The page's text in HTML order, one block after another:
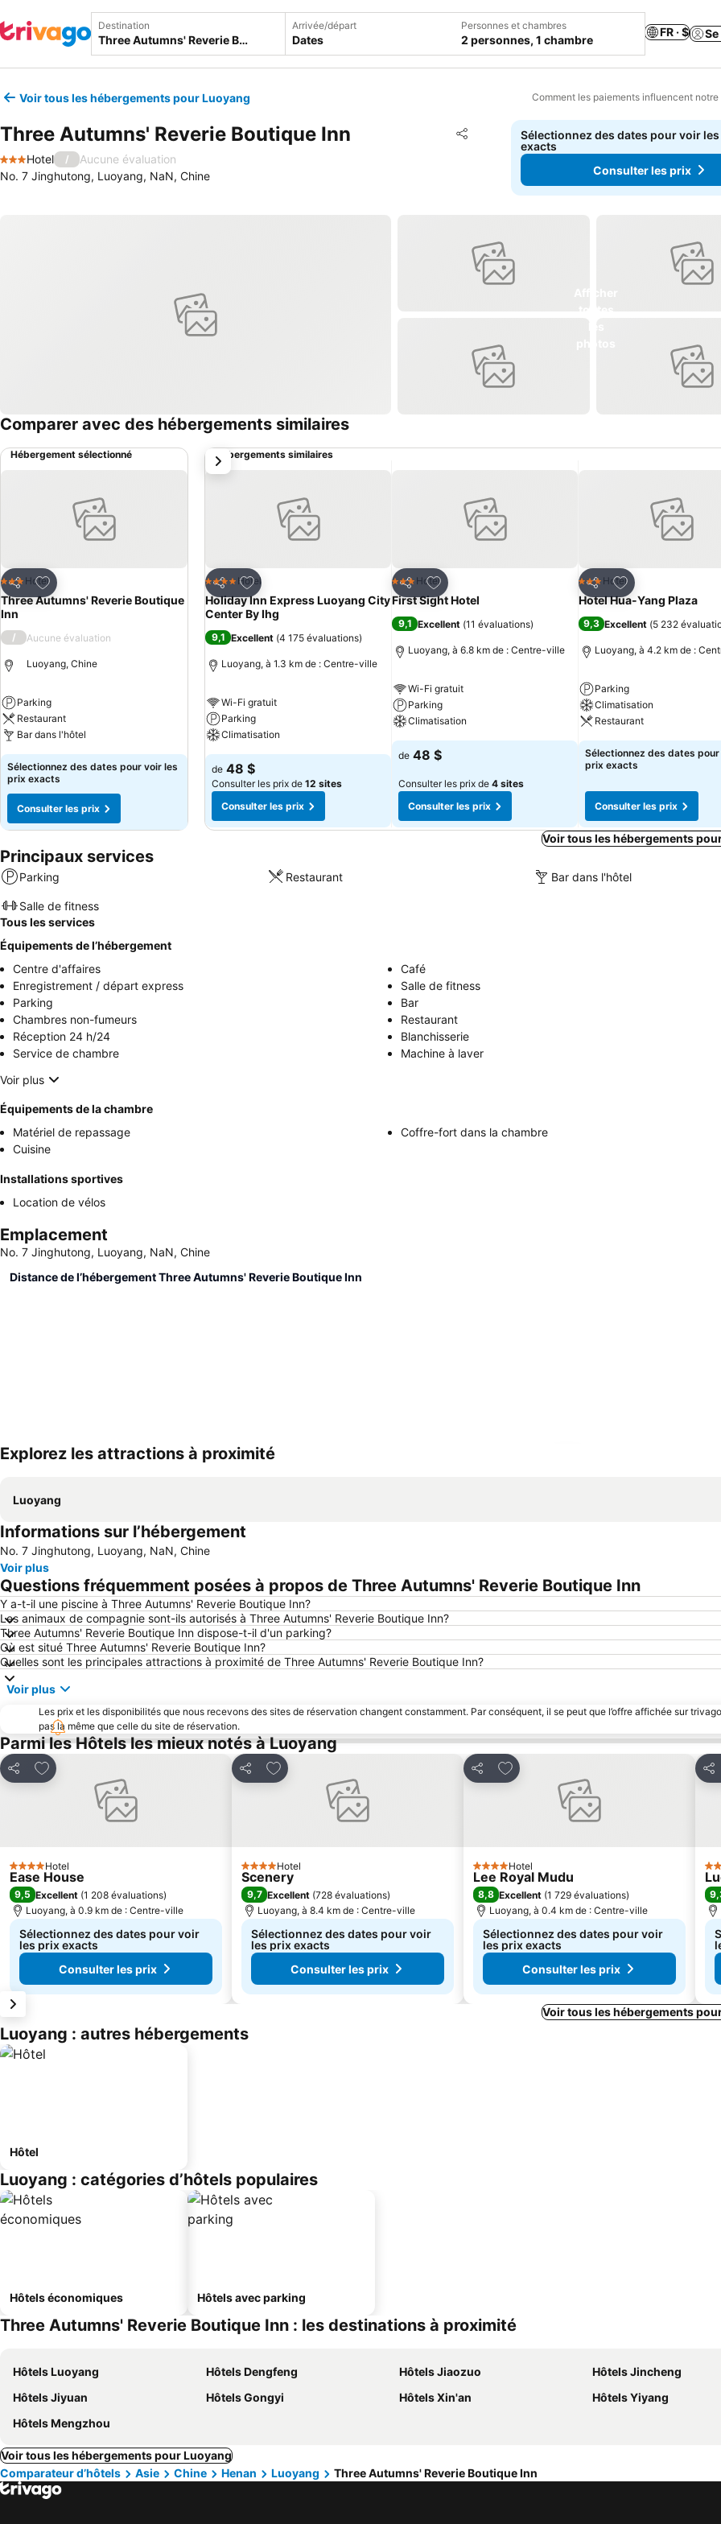
Destination Arrivée/départ
Dates
Personnes et chambres
2 personnes, 1 chambre
FR · $
Voir tous les hébergements pour Luoyang Comment les paiements influencent
Three Autumns' Reverie Boutique Inn Partager
Ajouter à mes favoris
3 Étoiles
Hotel /
Aucune évaluation
No. 7 Jinghutong, Luoyang, NaN, Chine
Sélectionnez des dates pour voir
exacts
Consulter les prix
Comparer avec des hébergements similaires
Hébergement sélectionné
Partager
Ajouter à mes favoris
3 ÉtoilesHotel
Three Autumns' Reverie Boutique
Inn
/ Aucune évaluation
Luoyang, Chine
Parking
Restaurant
Bar dans l'hôtel
Sélectionnez des dates pour voir les
prix exacts
Consulter les prix
Hébergements similaires
Partager
Ajouter à mes favoris
4 ÉtoilesHotel
Holiday Inn Express Luoyang City
Center By Ihg
9,1 Excellent (4 175 évaluations)
Luoyang, à 1.3 km de : Centre-ville
Wi-Fi gratuit
Parking
Climatisation
de 48 $
Consulter les prix de 12 sites
Consulter les prix
Partager
Ajouter à mes favoris
3 ÉtoilesHotel
First Sight Hotel
9,1 Excellent (11 évaluations)
Luoyang, à 6.8 km de : Centre-ville
Wi-Fi gratuit
Parking
Climatisation
de 48 $
Consulter les prix de 4 sites
Consulter les prix
Partager
Ajouter à mes
3 ÉtoilesHotel
Hotel Hua-Yang Plaza
9,3 Excellent (5 232
Luoyang, à 4.2 km de :
Parking
Climatisation
Restaurant
Sélectionnez des dates pour
prix exacts
Consulter les prix
suivant
Voir tous les hébergements
Principaux services
Parking Restaurant Bar dans l'hôtel
Salle de fitness
Tous les services
Équipements de l’hébergement
Centre d'affaires
Café
Enregistrement / départ express
Salle de fitness
Parking
Bar
Chambres non-fumeurs
Restaurant
Réception 24 h/24
Blanchisserie
Service de chambre
Machine à laver
Voir plus
Équipements de la chambre
Matériel de repassage
Coffre-fort dans la chambre
Cuisine
Installations sportives
Location de vélos
Emplacement
No. 7 Jinghutong, Luoyang, NaN, Chine
Distance de l’hébergement Three Autumns' Reverie Boutique Inn
Explorez les attractions à proximité
Luoyang
Informations sur l’hébergement
No. 7 Jinghutong, Luoyang, NaN, Chine
Voir plus
Questions fréquemment posées à propos de Three Autumns' Reverie Boutique Inn
Y a-t-il une piscine à Three Autumns' Reverie Boutique Inn?
Les animaux de compagnie sont-ils autorisés à Three Autumns' Reverie Boutique Inn?
Three Autumns' Reverie Boutique Inn dispose-t-il d'un parking?
Où est situé Three Autumns' Reverie Boutique Inn?
Quelles sont les principales attractions à proximité de Three Autumns' Reverie Boutique Inn?
Voir plus
Les prix et les disponibilités que nous recevons des sites de réservation changent constamment. Par conséquent, il se peut que l’offre affichée sur
pas la même que celle du site de réservation.
Parmi les Hôtels les mieux notés à Luoyang
Partager
Ajouter à mes favoris
4 ÉtoilesHotel
Ease House
9,5 Excellent (1 208 évaluations)
Luoyang, à 0.9 km de : Centre-ville
Sélectionnez des dates pour voir
les prix exacts
Consulter les prix
Partager
Ajouter à mes favoris
4 ÉtoilesHotel
Scenery
9,7 Excellent (728 évaluations)
Luoyang, à 8.4 km de : Centre-ville
Sélectionnez des dates pour voir
les prix exacts
Consulter les prix
Partager
Ajouter à mes favoris
4 ÉtoilesHotel
Lee Royal Mudu
8,8 Excellent (1 729 évaluations)
Luoyang, à 0.4 km de : Centre-ville
Sélectionnez des dates pour voir
les prix exacts
Consulter les prix
3
Voir tous les hébergements
Luoyang : autres hébergements
Hôtel
Luoyang : catégories d’hôtels populaires
Hôtels économiques Hôtels avec parking
Three Autumns' Reverie Boutique Inn : les destinations à proximité
Hôtels Luoyang Hôtels Dengfeng Hôtels Jiaozuo
Hôtels Jincheng
Hôtels Jiyuan
Hôtels Gongyi Hôtels Xin'an
Hôtels Yiyang
Hôtels Mengzhou
Voir tous les hébergements pour Luoyang
Comparateur d’hôtels
Asie Chine Henan Luoyang Three Autumns' Reverie Boutique Inn